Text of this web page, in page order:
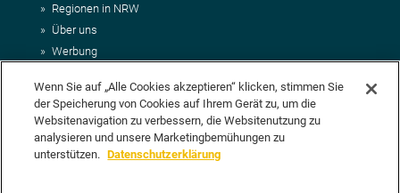
Regionen in NRW
Über uns
Werbung
Impressum
AGB
Datenschutz
DEIN VORSCHLAG FÜR NRWHITS
Wenn Sie auf „Alle Cookies akzeptieren“ klicken, stimmen Sie
der Speicherung von Cookies auf Ihrem Gerät zu, um die
Websitenavigation zu verbessern, die Websitenutzung zu
analysieren und unsere Marketingbemühungen zu
unterstützen. Datenschutzerklärung